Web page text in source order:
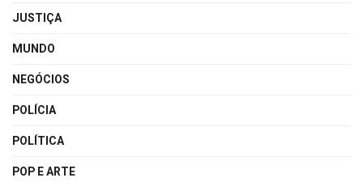
JUSTIÇA
MUNDO
NEGÓCIOS
POLÍCIA
POLÍTICA
POP E ARTE